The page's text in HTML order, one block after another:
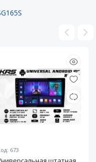
673